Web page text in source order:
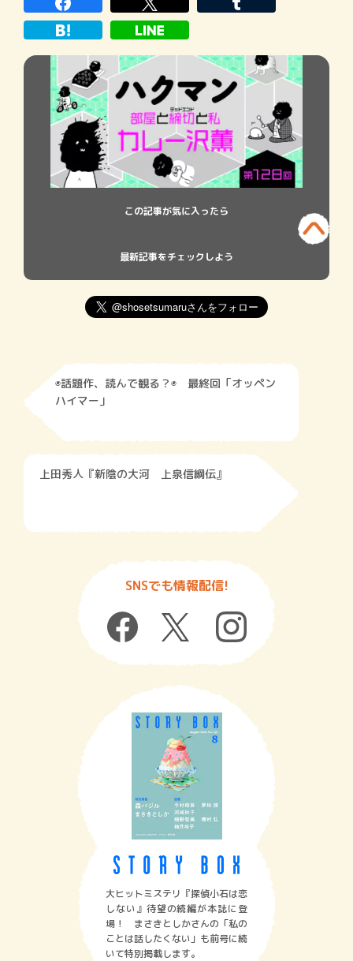
む」と宣言しまくっていたのだが、現実は
今のまま３年休むと栄養失調などにより永
遠の休息が訪れるた
この記事が気に入ったら
最新記事をチェックしよう
◉話題作、読んで観る？◉ 最終回「オッペン
ハイマー」
上田秀人『新陰の大河 上泉信綱伝』
SNSでも情報配信!
大ヒットミステリ『探偵小石は恋
しない』待望の続編が本誌に登
場！ まさきとしかさんの「私の
ことは話したくない」も前号に続
いて特別掲載します。